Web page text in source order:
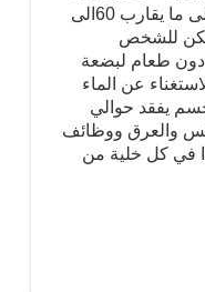
الماء في جسم الانسان الى ما يقارب 60الى
للشخص
دون طعام لبضعة
عن الماء
يفقد حوالي
والعرق ووظائف
في كل خلية من